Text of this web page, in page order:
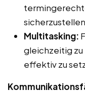
Multitasking:
gleichzeitig
effektiv zu